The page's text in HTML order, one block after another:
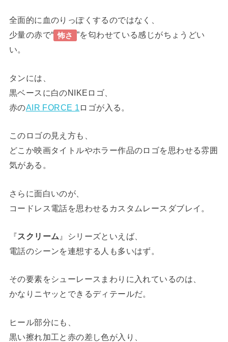
全面的に血のりっぽくするのではなく、
少量の赤で“ 怖さ
”を匂わせている感じがちょうどい
い。
タンには、
黒ベースに白のNIKEロゴ、
赤のAIR FORCE 1 ロゴが入る。
このロゴの見え方も、
どこか映画タイトルやホラー作品のロゴを思わせる雰囲
気がある。
さらに面白いのが、
コードレス電話を思わせるカスタムレースダブレイ。
『スクリーム 』シリーズといえば、
電話のシーンを連想する人も多いはず。
その要素をシューレースまわりに入れているのは、
かなりニヤッとできるディテールだ。
ヒール部分にも、
黒い擦れ加工と赤の差し色が入り、